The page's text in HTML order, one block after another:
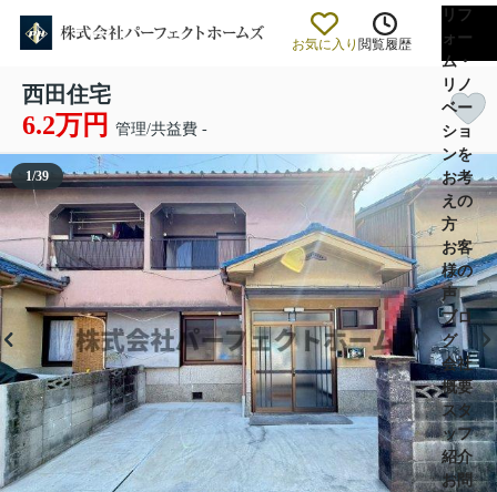
お気に入り 閲覧履歴
リフ
ォー
ム・
リノ
ベー
ショ
ンを
お考
えの
方
お客
様の
声
ブロ
グ
会社
概要
スタ
ッフ
紹介
お問
西田住宅
6.2万円 管理/共益費 -
1/39